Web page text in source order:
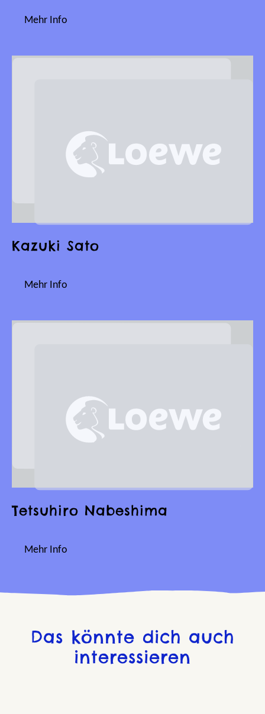
Mehr Info
Kazuki Sato
Mehr Info
Tetsuhiro Nabeshima
Mehr Info
Das könnte dich auch
interessieren